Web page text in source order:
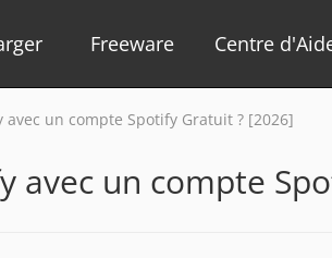
Freeware Centre
un compte Spotify Gratuit ? [2026]
un compte